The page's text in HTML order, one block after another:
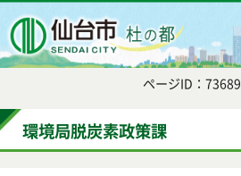
ページID：73689
環境局脱炭素政策課